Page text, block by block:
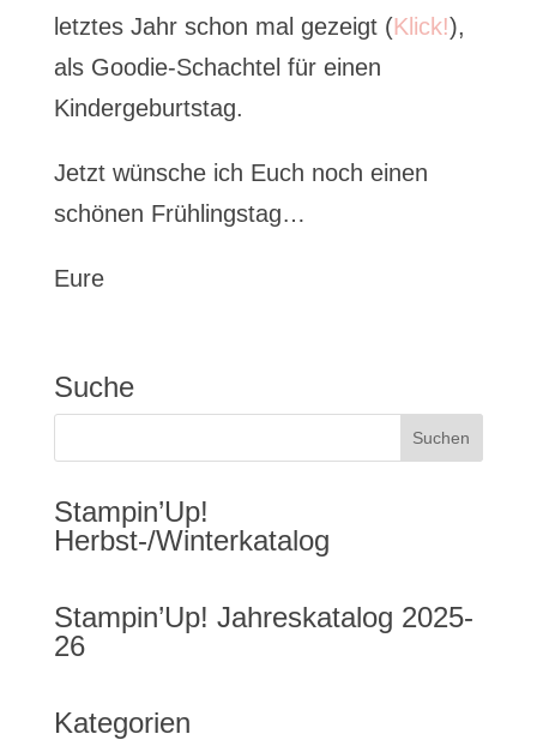
letztes Jahr schon mal gezeigt (Klick!),
als Goodie-Schachtel für einen
Kindergeburtstag.
Jetzt wünsche ich Euch noch einen
schönen Frühlingstag…
Eure
Suche
Stampin’Up!
Herbst-/Winterkatalog
Stampin’Up! Jahreskatalog 2025-
26
Kategorien